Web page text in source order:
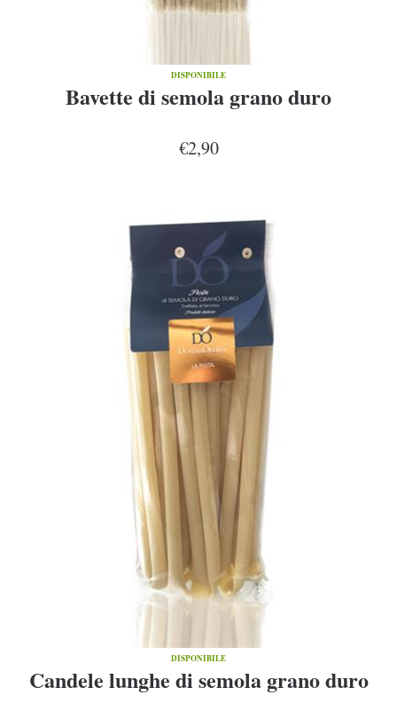
DISPONIBILE
Bavette di semola grano duro
€2,90
DISPONIBILE
Candele lunghe di semola grano duro